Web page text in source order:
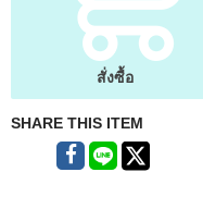
สั่งซื้อ
SHARE THIS ITEM